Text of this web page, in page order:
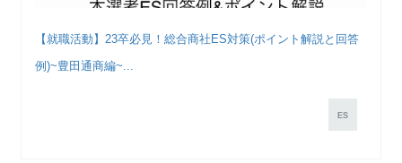
【就職活動】23卒必見！総合商社ES対策(ポイント解説と回答
例)~豊田通商編~...
ES